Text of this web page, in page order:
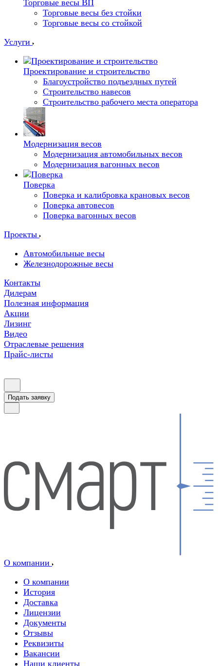
Торговые весы ВП
Торговые весы без стойки
Торговые весы со стойкой
Услуги
Проектирование и строительство
Благоустройство подъездных путей
Строительство навесов
Строительство рабочего места оператора
Модернизация весов
Модернизация автомобильных весов
Модернизация вагонных весов
Поверка
Поверка и калибровка крановых весов
Поверка автовесов
Поверка вагонных весов
Проекты
Автомобильные весы
Железнодорожные весы
Контакты
Дилерам
Полезная информация
Акции
Лизинг
Видео
Отраслевые решения
Прайс-листы
Подать заявку
О компании
О компании
История
Доставка
Лицензии
Документы
Отзывы
Реквизиты
Вакансии
Наши клиенты